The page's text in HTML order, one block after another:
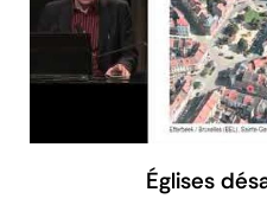
Églises